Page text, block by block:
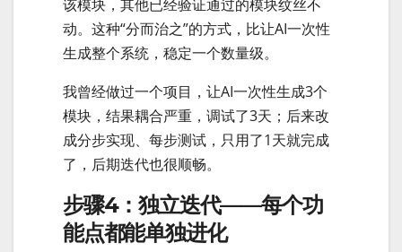
该模块，其他已经验证通过的模块纹丝不
动。这种“分而治之”的方式，比让AI一次性
生成整个系统，稳定一个数量级。
我曾经做过一个项目，让AI一次性生成3个
模块，结果耦合严重，调试了3天；后来改
成分步实现、每步测试，只用了1天就完成
了，后期迭代也很顺畅。
步骤4：独立迭代——每个功
能点都能单独进化